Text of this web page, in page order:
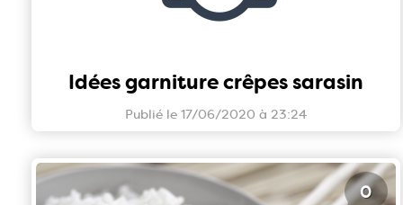
Idées garniture crêpes sarasin
Publié le 17/06/2020 à 23:24
0